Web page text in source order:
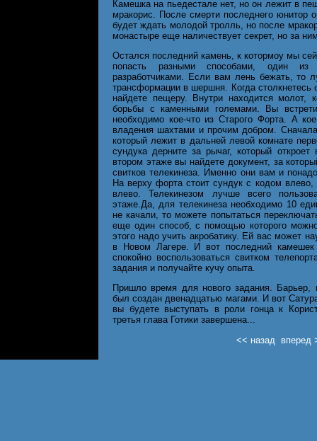
Камешка на пьедестале нет, но он лежит в
мракорис. После смерти последнего юнитор
будет ждать молодой тролль, но после
монастыре еще наличествует секрет, но за
Остался последний камень, к котормоу мы
попасть разными способами, один из
разработчиками. Если вам лень бежать, то
трансформации в шершня. Когда столкнетесь
найдете пещеру. Внутри находится молот,
борьбы с каменными големами. Вы
необходимо кое-что из Старого Форта. А
владения шахтами и прочим добром.
который лежит в дальней левой комнате
сундука дерните за рычаг, который
втором этаже вы найдете документ, за
свитков телекинеза. Именно они вам и
На верху форта стоит сундук с кодом
влево. Телекинезом лучше всего
этаже.Да, для телекинеза необходимо 10
не качали, то можете попытаться
еще один способ, с помощью которого
этого надо учить акробатику. Ей вас может
в Новом Лагере. И вот последний
спокойно воспользоваться свитком
задания и получайте кучу опыта.
Пришло время для нового задания. Барьер,
был создан двенадцатью магами. И вот
вы будете выступать в роли гонца к
третья глава Готики завершена...
<< назад
вперед